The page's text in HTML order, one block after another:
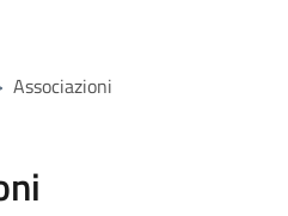
Associazioni